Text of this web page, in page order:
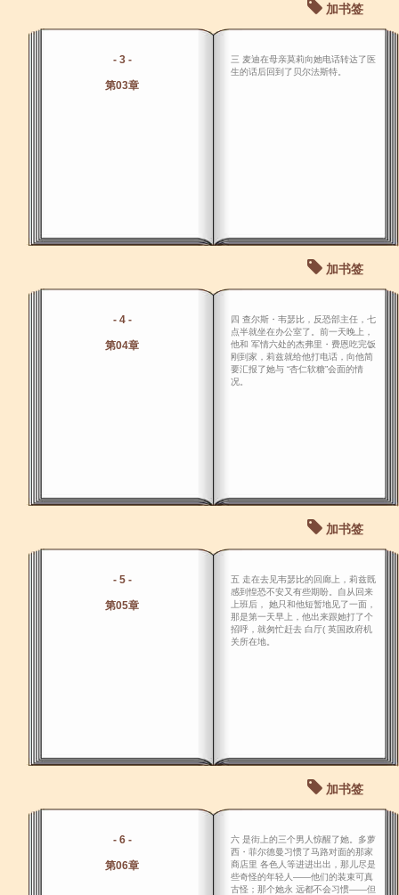
加书签
- 3 -
第03章
三 麦迪在母亲莫莉向她电话转达了医
生的话后回到了贝尔法斯特。
加书签
- 4 -
第04章
四 查尔斯・韦瑟比，反恐部主任，七
点半就坐在办公室了。前一天晚上，
他和 军情六处的杰弗里・费恩吃完饭
刚到家，莉兹就给他打电话，向他简
要汇报了她与 “杏仁软糖”会面的情
况。
加书签
- 5 -
第05章
五 走在去见韦瑟比的回廊上，莉兹既
感到惶恐不安又有些期盼。自从回来
上班后， 她只和他短暂地见了一面，
那是第一天早上，他出来跟她打了个
招呼，就匆忙赶去 白厅( 英国政府机
关所在地。
加书签
- 6 -
第06章
六 是街上的三个男人惊醒了她。多萝
西・菲尔德曼习惯了马路对面的那家
商店里 各色人等进进出出，那儿尽是
些奇怪的年轻人――他们的装束可真
古怪；那个她永 远都不会习惯――但